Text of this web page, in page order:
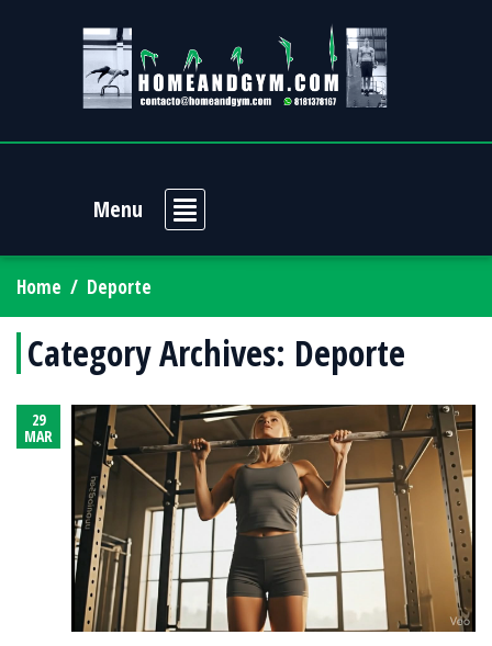
Menu
Home / Deporte
Category Archives: Deporte
29
MAR